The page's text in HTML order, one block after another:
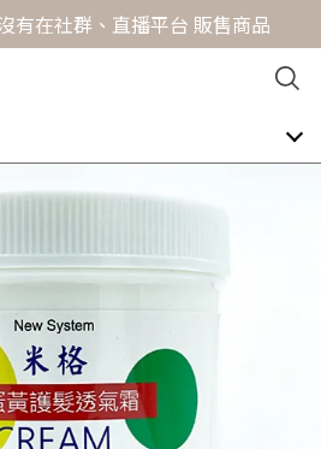
有在社群、直播平台 販售商品